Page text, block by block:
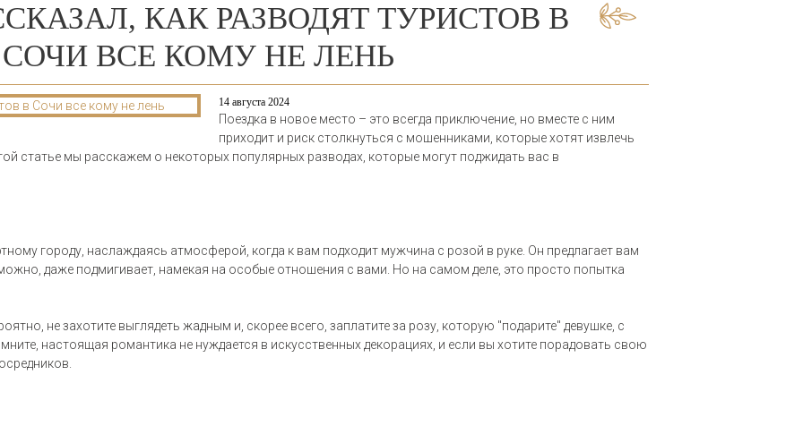
КАК РАЗВОДЯТ ТУРИСТОВ В
СОЧИ ВСЕ КОМУ НЕ ЛЕНЬ
14 августа 2024
Поездка в новое место – это всегда приключение, но вместе с ним
приходит и риск столкнуться с мошенниками, которые хотят извлечь
статье мы расскажем о некоторых популярных разводах, которые могут поджидать вас в
городу, наслаждаясь атмосферой, когда к вам подходит мужчина с розой в руке. Он предлагает вам
даже подмигивает, намекая на особые отношения с вами. Но на самом деле, это просто попытка
не захотите выглядеть жадным и, скорее всего, заплатите за розу, которую "подарите" девушке, с
настоящая романтика не нуждается в искусственных декорациях, и если вы хотите порадовать свою